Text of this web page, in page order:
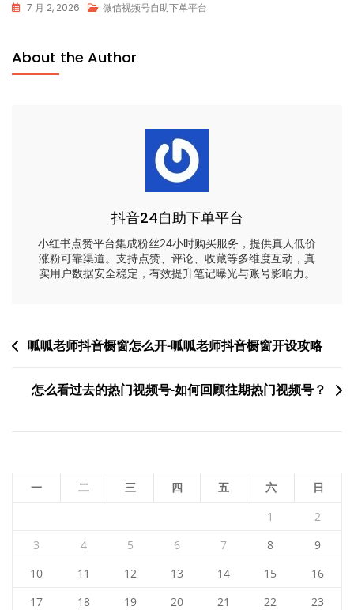
7 月 2, 2026 微信视频号自助下单平台
About the Author
抖音24自助下单平台
小红书点赞平台集成粉丝24小时购买服务，提供真人低价
涨粉可靠渠道。支持点赞、评论、收藏等多维度互动，真
实用户数据安全稳定，有效提升笔记曝光与账号影响力。
文呱呱老师抖音橱窗怎么开-呱呱老师抖音橱窗开设攻略
怎么看过去的热门视频号-如何回顾往期热门视频号？
一 二 三 四 五 六
日
1
2
3
4 5 6 7 8
9
10
11 12 13 14 15
16
17
18 19 20 21 22
23